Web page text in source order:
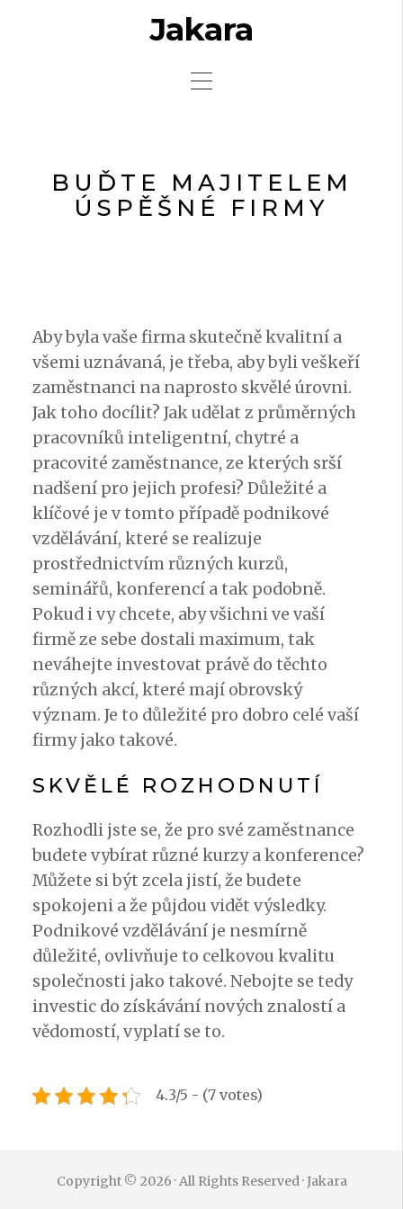
Jakara
BUĎTE MAJITELEM
ÚSPĚŠNÉ FIRMY
Aby byla vaše firma skutečně kvalitní a
všemi uznávaná, je třeba, aby byli veškeří
zaměstnanci na naprosto skvělé úrovni.
Jak toho docílit? Jak udělat z průměrných
pracovníků inteligentní, chytré a
pracovité zaměstnance, ze kterých srší
nadšení pro jejich profesi? Důležité a
klíčové je v tomto případě podnikové
vzdělávání, které se realizuje
prostřednictvím různých kurzů,
seminářů, konferencí a tak podobně.
Pokud i vy chcete, aby všichni ve vaší
firmě ze sebe dostali maximum, tak
neváhejte investovat právě do těchto
různých akcí, které mají obrovský
význam. Je to důležité pro dobro celé vaší
firmy jako takové.
SKVĚLÉ ROZHODNUTÍ
Rozhodli jste se, že pro své zaměstnance
budete vybírat různé kurzy a konference?
Můžete si být zcela jistí, že budete
spokojeni a že půjdou vidět výsledky.
Podnikové vzdělávání je nesmírně
důležité, ovlivňuje to celkovou kvalitu
společnosti jako takové. Nebojte se tedy
investic do získávání nových znalostí a
vědomostí, vyplatí se to.
4.3/5 - (7 votes)
Copyright © 2026 · All Rights Reserved · Jakara